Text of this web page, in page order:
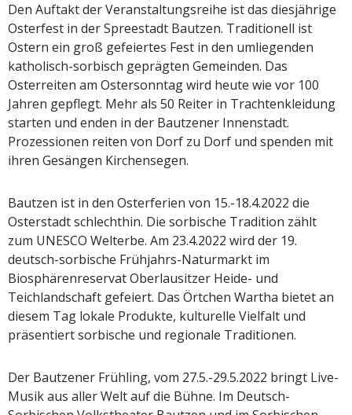
Den Auftakt der Veranstaltungsreihe ist das diesjährige
Osterfest in der Spreestadt Bautzen. Traditionell ist
Ostern ein groß gefeiertes Fest in den umliegenden
katholisch-sorbisch geprägten Gemeinden. Das
Osterreiten am Ostersonntag wird heute wie vor 100
Jahren gepflegt. Mehr als 50 Reiter in Trachtenkleidung
starten und enden in der Bautzener Innenstadt.
Prozessionen reiten von Dorf zu Dorf und spenden mit
ihren Gesängen Kirchensegen.
Bautzen ist in den Osterferien von 15.-18.4.2022 die
Osterstadt schlechthin. Die sorbische Tradition zählt
zum UNESCO Welterbe. Am 23.4.2022 wird der 19.
deutsch-sorbische Frühjahrs-Naturmarkt im
Biosphärenreservat Oberlausitzer Heide- und
Teichlandschaft gefeiert. Das Örtchen Wartha bietet an
diesem Tag lokale Produkte, kulturelle Vielfalt und
präsentiert sorbische und regionale Traditionen.
Der Bautzener Frühling, vom 27.5.-29.5.2022 bringt Live-
Musik aus aller Welt auf die Bühne. Im Deutsch-